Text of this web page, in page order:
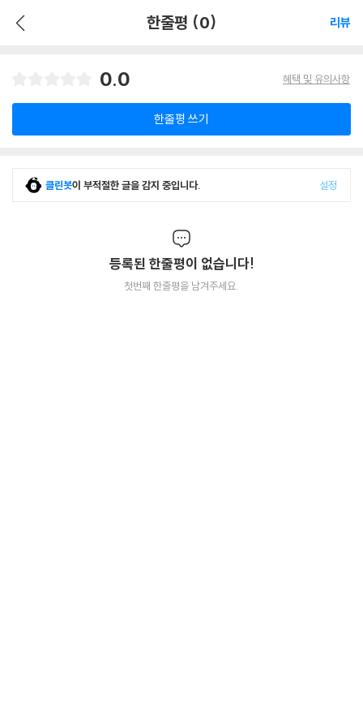
한줄평 (0) 리뷰
0.0 혜택 및 유의사항
한줄평 쓰기
클린봇이 부적절한 글을 감지 중입니다. 설정
등록된 한줄평이 없습니다!
첫번째 한줄평을 남겨주세요.